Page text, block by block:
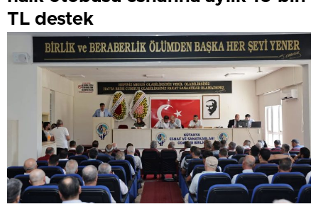
TL destek